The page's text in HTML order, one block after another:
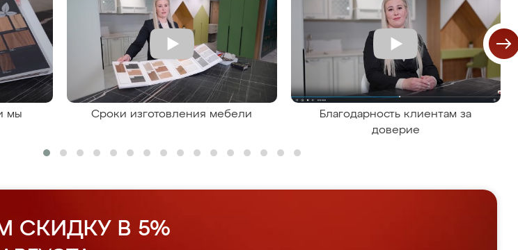
мы
Сроки изготовления мебели
Благодарность клиентам за
доверие
СКИДКУ В 5%